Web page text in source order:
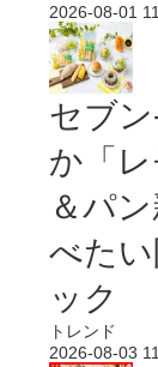
2026-08-01
セブ
か「
＆パ
べた
ック
トレンド
2026-08-03